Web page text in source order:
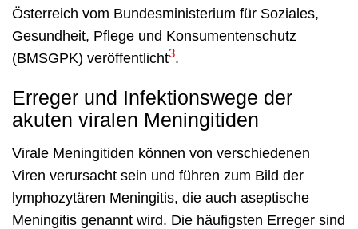
Österreich vom Bundesministerium für Soziales,
Gesundheit, Pflege und Konsumentenschutz
(BMSGPK) veröffentlicht3.
Erreger und Infektionswege der
akuten viralen Meningitiden
Virale Meningitiden können von verschiedenen
Viren verursacht sein und führen zum Bild der
lymphozytären Meningitis, die auch aseptische
Meningitis genannt wird. Die häufigsten Erreger sind